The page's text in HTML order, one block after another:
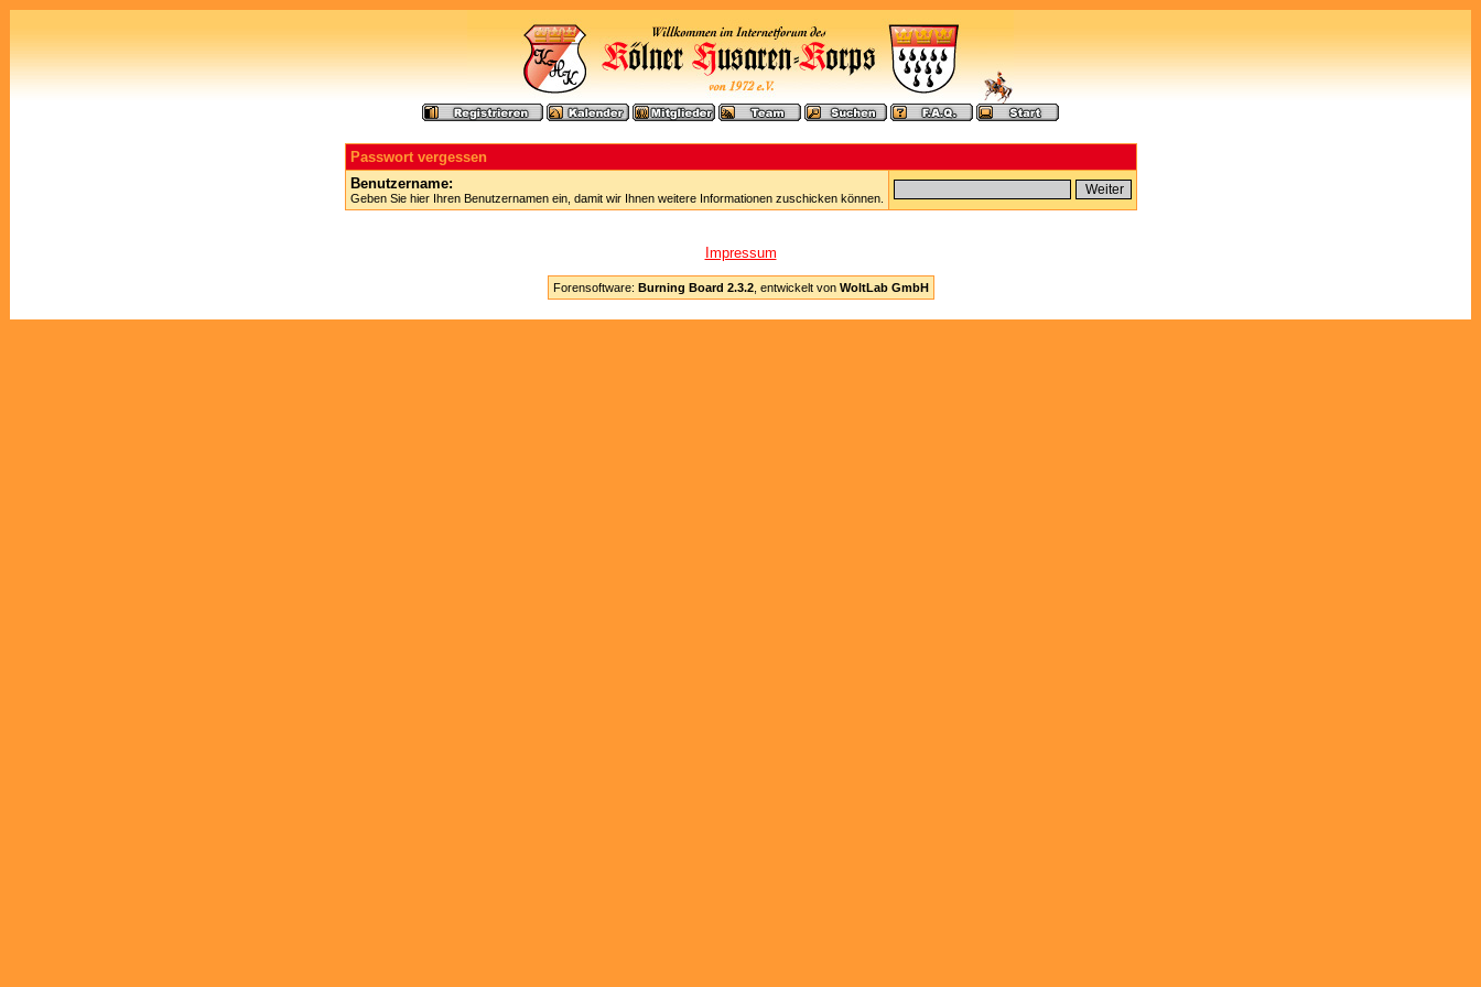
Passwort vergessen
Benutzername:
Geben Sie hier Ihren Benutzernamen ein, damit wir Ihnen weitere Informationen zuschicken können.
Impressum
Forensoftware: Burning Board 2.3.2, entwickelt von WoltLab GmbH